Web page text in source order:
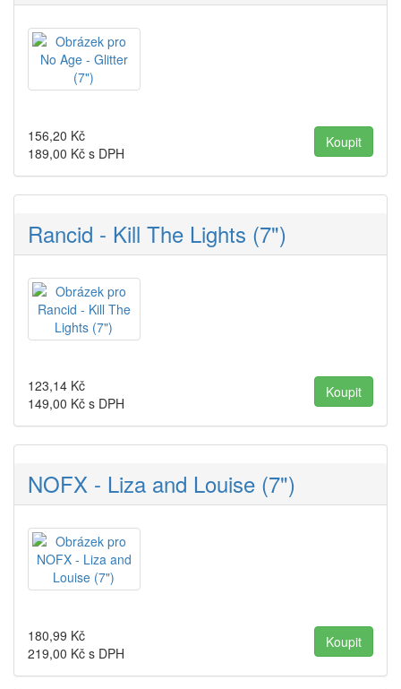
156,20 Kč
189,00 Kč s DPH
Rancid - Kill The Lights (7")
123,14 Kč
149,00 Kč s DPH
NOFX - Liza and Louise (7")
180,99 Kč
219,00 Kč s DPH